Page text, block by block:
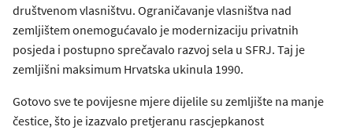
društvenom vlasništvu. Ograničavanje vlasništva nad
zemljištem onemogućavalo je modernizaciju privatnih
posjeda i postupno sprečavalo razvoj sela u SFRJ. Taj je
zemljišni maksimum Hrvatska ukinula 1990.
Gotovo sve te povijesne mjere dijelile su zemljište na manje
čestice, što je izazvalo pretjeranu rascjepkanost